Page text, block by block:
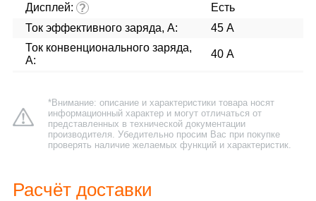
Дисплей: ?
Есть
Ток эффективного заряда, А:
45 А
Ток конвенционального заряда,
А:
40 А
*Внимание: описание и характеристики товара носят
информационный характер и могут отличаться от
представленных в технической документации
производителя. Убедительно просим Вас при покупке
проверять наличие желаемых функций и характеристик.
Расчёт доставки